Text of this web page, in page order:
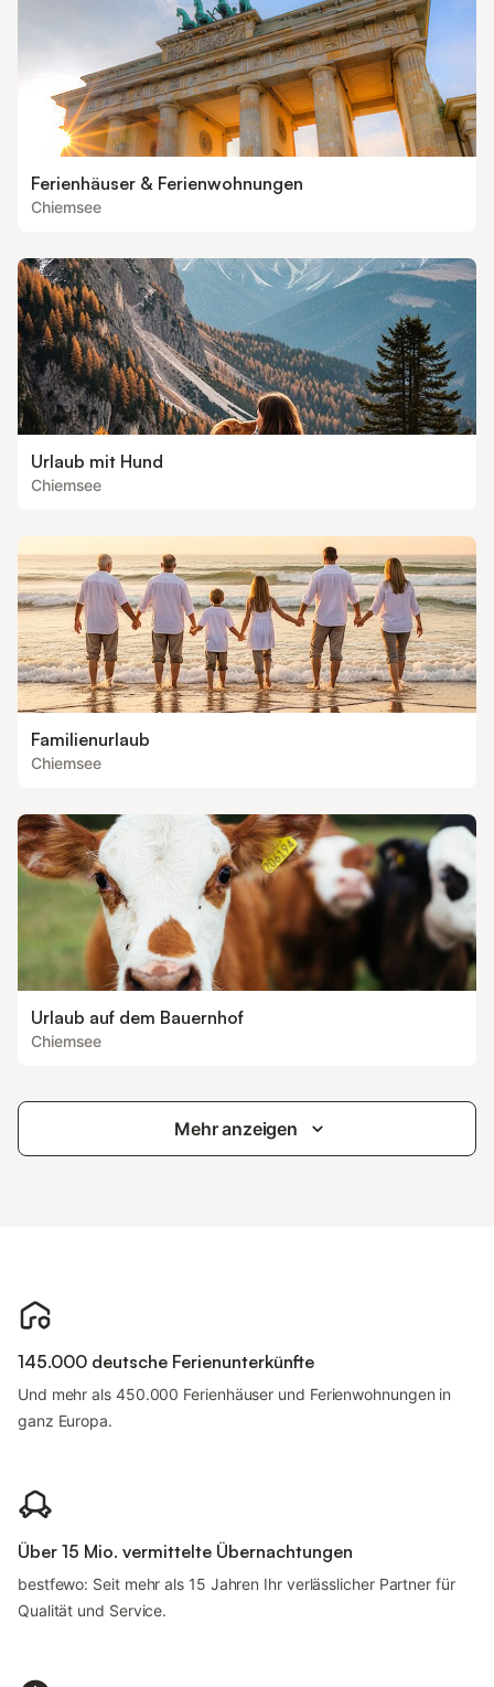
Ferienhäuser & Ferienwohnungen
Chiemsee
Urlaub mit Hund
Chiemsee
Familienurlaub
Chiemsee
Urlaub auf dem Bauernhof
Chiemsee
Mehr anzeigen
145.000 deutsche Ferienunterkünfte
Und mehr als 450.000 Ferienhäuser und Ferienwohnungen in
ganz Europa.
Über 15 Mio. vermittelte Übernachtungen
bestfewo: Seit mehr als 15 Jahren Ihr verlässlicher Partner für
Qualität und Service.